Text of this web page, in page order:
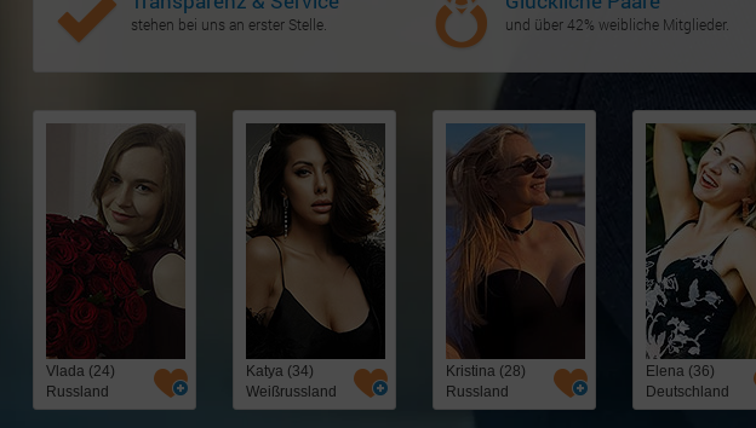
stehen bei uns an erster Stelle. und über 42% weibliche Mitglieder.
Vlada (24)
Russland
Katya (34)
Weißrussland
Kristina (28)
Russland
Elena (36)
Deutschland